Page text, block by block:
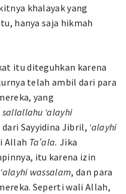
khalayak yang
hanya saja hikmah
itu diteguhkan karena
telah ambil dari para
yang
sallallahu ‘alayhi
Sayyidina Jibril, ‘alayhi
Allah Ta’ala. Jika
itu karena izin
wassalam, dan para
Seperti wali Allah,